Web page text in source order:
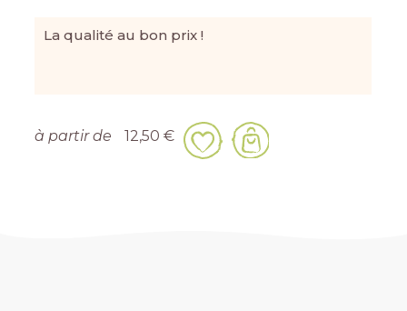
La qualité au bon prix !
à partir de 12,50 €